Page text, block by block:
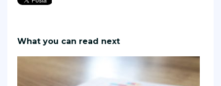
What you can read next